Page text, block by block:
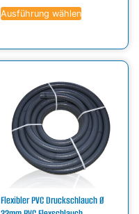
Ausführung wählen
Flexibler PVC Druckschlauch Ø